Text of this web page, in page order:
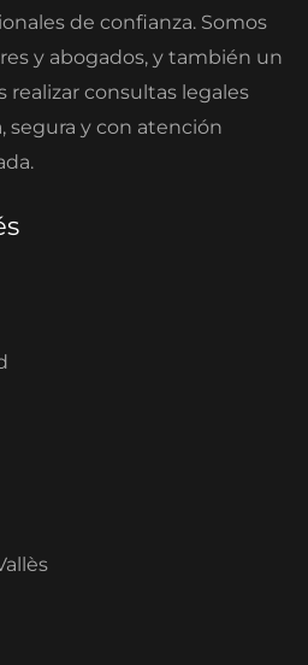
de confianza. Somos
y abogados, y también un
consultas legales
segura y con atención